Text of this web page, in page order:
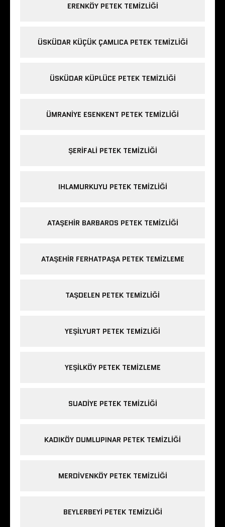
ERENKÖY PETEK TEMIZLIĞI
ÜSKÜDAR KÜÇÜK ÇAMLICA PETEK TEMIZLIĞI
ÜSKÜDAR KÜPLÜCE PETEK TEMIZLIĞI
ÜMRANIYE ESENKENT PETEK TEMIZLIĞI
ŞERIFALI PETEK TEMIZLIĞI
IHLAMURKUYU PETEK TEMIZLIĞI
ATAŞEHIR BARBAROS PETEK TEMIZLIĞI
ATAŞEHIR FERHATPAŞA PETEK TEMIZLEME
TAŞDELEN PETEK TEMIZLIĞI
YEŞILYURT PETEK TEMIZLIĞI
YEŞILKÖY PETEK TEMIZLEME
SUADIYE PETEK TEMIZLIĞI
KADIKÖY DUMLUPINAR PETEK TEMIZLIĞI
MERDIVENKÖY PETEK TEMIZLIĞI
BEYLERBEYI PETEK TEMIZLIĞI